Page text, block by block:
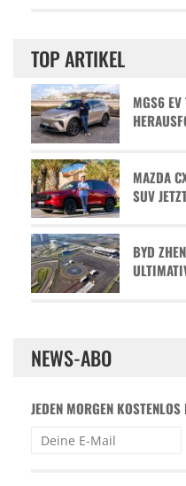
TOP ARTIKEL
MGS6 EV
MAZDA
SUV
BYD
NEWS-ABO
JEDEN MORGEN